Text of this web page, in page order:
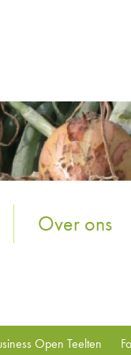
Over ons
Open Teelten